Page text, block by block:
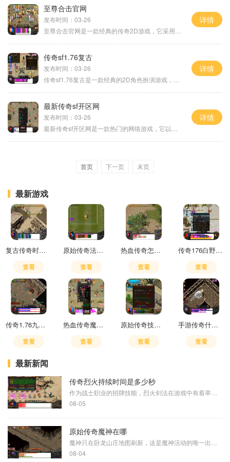
至尊合击官网
发布时间：03-26
详情
传奇sf1.76复古
发布时间：03-26
详情
最新传奇sf开区网
发布时间：03-26
详情
首页 下一页 末页
最新游戏
复古传奇时装界面在哪
查看
原始传奇法师学什么神技厉害
查看
热血传奇怎么赚人民币最快
查看
传奇176白野猪在哪里刷
查看
传奇1.76九重强化技能
查看
热血传奇魔法盾书哪里打
查看
原始传奇技能书页怎么用
查看
手游传奇什么职业好赚钱一点
查看
最新新闻
传奇烈火持续时间是多少秒
08-05
原始传奇魔神在哪
08-04